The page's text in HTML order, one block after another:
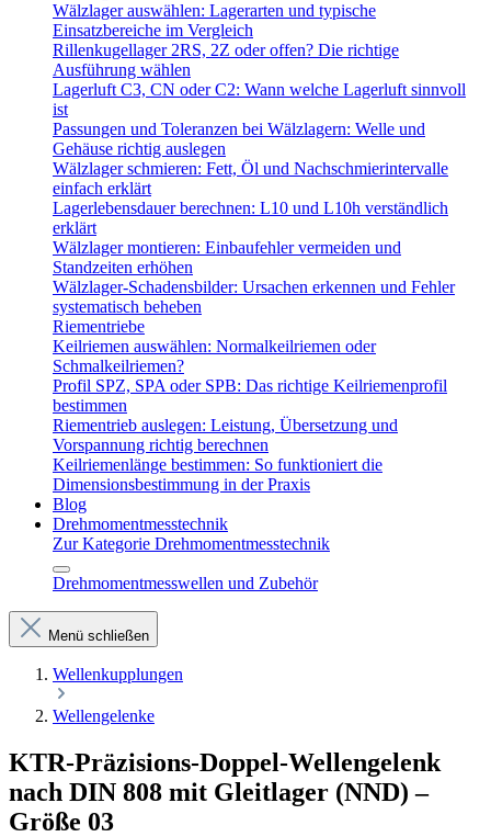
Wälzlager auswählen: Lagerarten und typische
Einsatzbereiche im Vergleich
Rillenkugellager 2RS, 2Z oder offen? Die richtige
Ausführung wählen
Lagerluft C3, CN oder C2: Wann welche Lagerluft sinnvoll
ist
Passungen und Toleranzen bei Wälzlagern: Welle und
Gehäuse richtig auslegen
Wälzlager schmieren: Fett, Öl und Nachschmierintervalle
einfach erklärt
Lagerlebensdauer berechnen: L10 und L10h verständlich
erklärt
Wälzlager montieren: Einbaufehler vermeiden und
Standzeiten erhöhen
Wälzlager-Schadensbilder: Ursachen erkennen und Fehler
systematisch beheben
Riementriebe
Keilriemen auswählen: Normalkeilriemen oder
Schmalkeilriemen?
Profil SPZ, SPA oder SPB: Das richtige Keilriemenprofil
bestimmen
Riementrieb auslegen: Leistung, Übersetzung und
Vorspannung richtig berechnen
Keilriemenlänge bestimmen: So funktioniert die
Dimensionsbestimmung in der Praxis
Blog
Drehmomentmesstechnik
Zur Kategorie Drehmomentmesstechnik
Drehmomentmesswellen und Zubehör
Menü schließen
Wellenkupplungen
Wellengelenke
KTR-Präzisions-Doppel-Wellengelenk
nach DIN 808 mit Gleitlager (NND) –
Größe 03